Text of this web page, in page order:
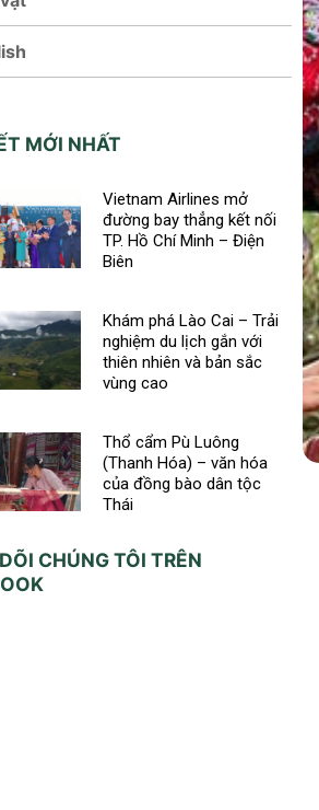
MỚI NHẤT
Vietnam Airlines mở
đường bay thẳng kết nối
TP. Hồ Chí Minh – Điện
Biên
Khám phá Lào Cai – Trải
nghiệm du lịch gắn với
thiên nhiên và bản sắc
vùng cao
Thổ cẩm Pù Luông
(Thanh Hóa) – văn hóa
của đồng bào dân tộc
Thái
CHÚNG TÔI TRÊN